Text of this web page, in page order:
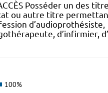
Posséder un des
ou autre titre
d’audioprothésiste,
d’infirmier,
100%